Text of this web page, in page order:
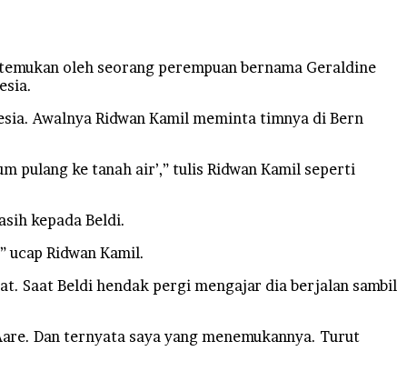
oleh seorang perempuan bernama Geraldine
Awalnya Ridwan Kamil meminta timnya di Bern
pulang ke tanah air’,” tulis Ridwan Kamil seperti
kepada Beldi.
Ridwan Kamil.
Saat Beldi hendak pergi mengajar dia berjalan sambil
Dan ternyata saya yang menemukannya. Turut